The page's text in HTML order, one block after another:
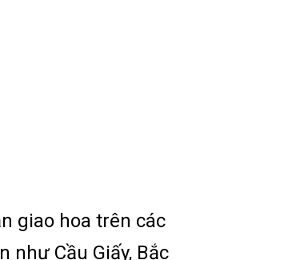
giao hoa trên các
như Cầu Giấy, Bắc